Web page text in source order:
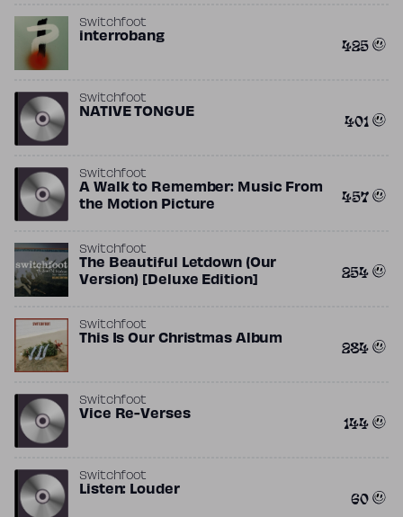
Switchfoot
interrobang 425
Switchfoot
NATIVE TONGUE 401
Switchfoot
A Walk to Remember: Music From
the Motion Picture
457
Switchfoot
The Beautiful Letdown (Our
Version) [Deluxe Edition]
254
Switchfoot
This Is Our Christmas Album 284
Switchfoot
Vice Re-Verses 144
Switchfoot
Listen: Louder 60